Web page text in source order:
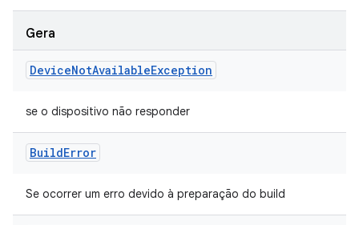
Gera
DeviceNotAvailableException
se o dispositivo não responder
BuildError
Se ocorrer um erro devido à preparação do build